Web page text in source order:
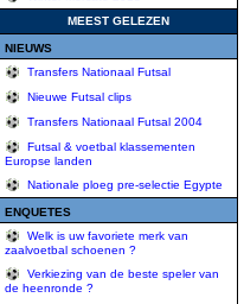
MEEST GELEZEN
NIEUWS
Transfers Nationaal Futsal
Nieuwe Futsal clips
Transfers Nationaal Futsal 2004
Futsal & voetbal klassementen
Europse landen
Nationale ploeg pre-selectie Egypte
ENQUETES
Welk is uw favoriete merk van
zaalvoetbal schoenen ?
Verkiezing van de beste speler van
de heenronde ?